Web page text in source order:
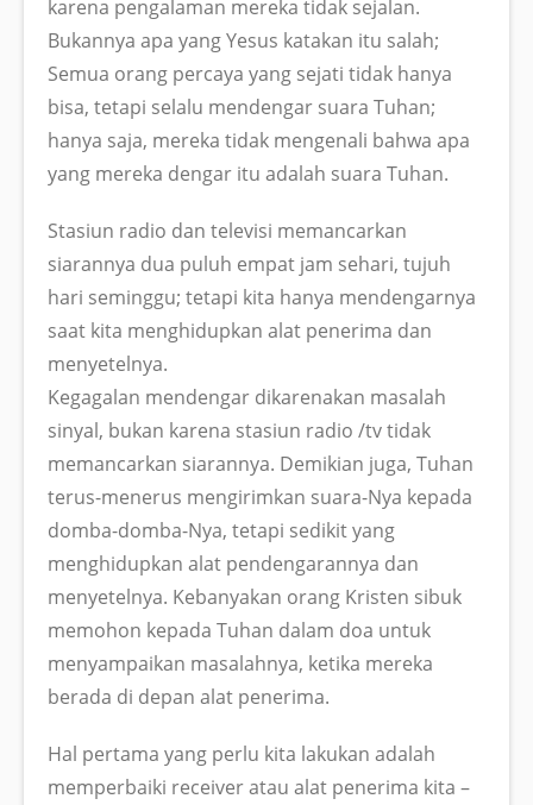
karena pengalaman mereka tidak sejalan.
Bukannya apa yang Yesus katakan itu salah;
Semua orang percaya yang sejati tidak hanya
bisa, tetapi selalu mendengar suara Tuhan;
hanya saja, mereka tidak mengenali bahwa apa
yang mereka dengar itu adalah suara Tuhan.
Stasiun radio dan televisi memancarkan
siarannya dua puluh empat jam sehari, tujuh
hari seminggu; tetapi kita hanya mendengarnya
saat kita menghidupkan alat penerima dan
menyetelnya.
Kegagalan mendengar dikarenakan masalah
sinyal, bukan karena stasiun radio /tv tidak
memancarkan siarannya. Demikian juga, Tuhan
terus-menerus mengirimkan suara-Nya kepada
domba-domba-Nya, tetapi sedikit yang
menghidupkan alat pendengarannya dan
menyetelnya. Kebanyakan orang Kristen sibuk
memohon kepada Tuhan dalam doa untuk
menyampaikan masalahnya, ketika mereka
berada di depan alat penerima.
Hal pertama yang perlu kita lakukan adalah
memperbaiki receiver atau alat penerima kita –